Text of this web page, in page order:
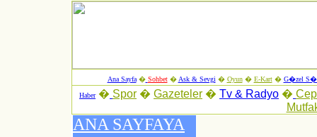
Ana Sayfa� Sohbet� Ask & Sevgi � Oyun� E-Kart� G�zel
Haber� Spor � Gazeteler � Tv & Radyo �